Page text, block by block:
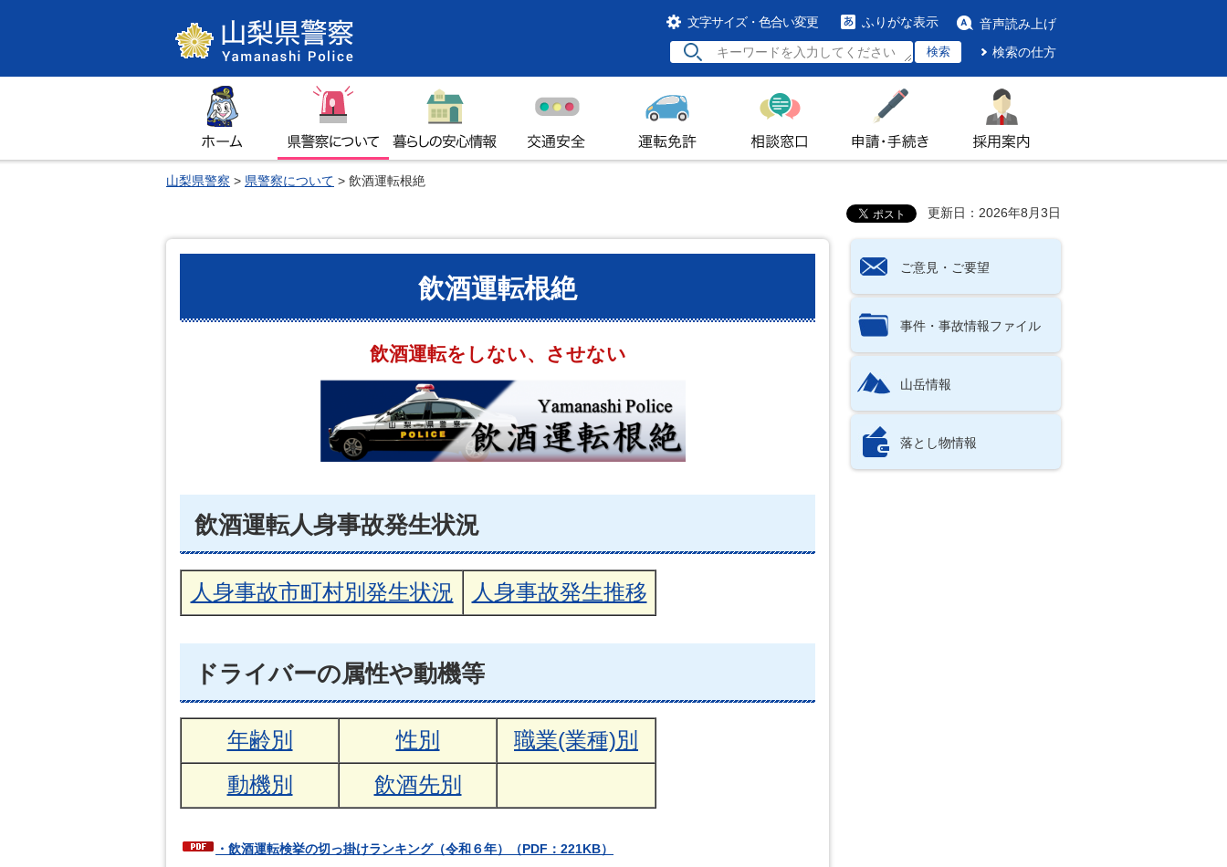
山梨県警察 文字サイズ・色合い変更 ふりがな表示 音声読み上げ
検索 検索の仕方
ホーム 県警察について 暮らしの安心情報 運転免許 相談窓口 申請・手続き 採用案内
山梨県警察 > 県警察について > 飲酒運転根絶
更新日：2026年8月3日
飲酒運転根絶
飲酒運転をしない、させない
飲酒運転人身事故発生状況
人身事故市町村別発生状況 人身事故発生推移
ドライバーの属性や動機等
年齢別 性別
職業(業種)別
動機別
飲酒先別
・飲酒運転検挙の切っ掛けランキング（令和６年）（PDF：221KB）
ご意見・ご要望
事件・事故情報ファイル
山岳情報
落とし物情報